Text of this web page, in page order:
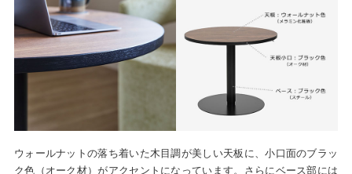
ウォールナットの落ち着いた木目調が美しい天板に、小口面のブラッ
ク色（オーク材）がアクセントになっています。さらにベース部には